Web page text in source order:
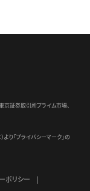
京証券取引所プライム市場、
より 「プライバシーマーク」の
ポリシー